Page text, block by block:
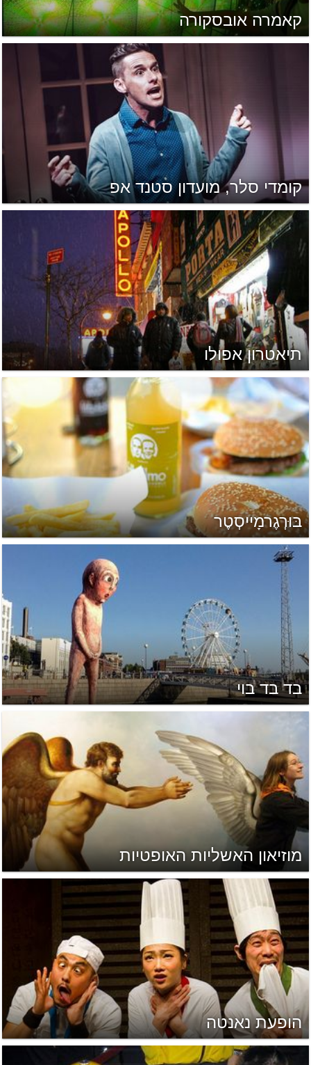
קאמרה אובסקורה
קומדי סלר, מועדון סטנד אפ
תיאטרון אפולו
בּוּרְגֶרמָייסְטֶר
בד בד בוי
מוזיאון האשליות האופטיות
הופעת נאנטה